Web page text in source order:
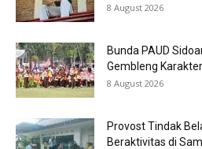
8 August 2026
Bunda PAUD
Gembleng
8 August 2026
Provost Tindak
Beraktivitas di